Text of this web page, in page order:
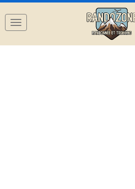
Navigation